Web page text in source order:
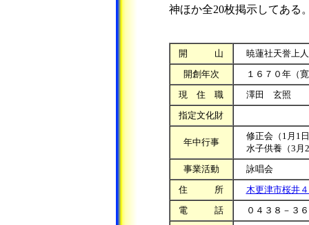
神ほか全20枚掲示してある
開 山
暁蓮社天誉上人
開創年次
１６７０年（
現 住 職
澤田 玄照
指定文化財
年中行事
修正会（1月1
水子供養（3月
事業活動
詠唱会
住 所
木更津市桜井
電 話
０４３８－３